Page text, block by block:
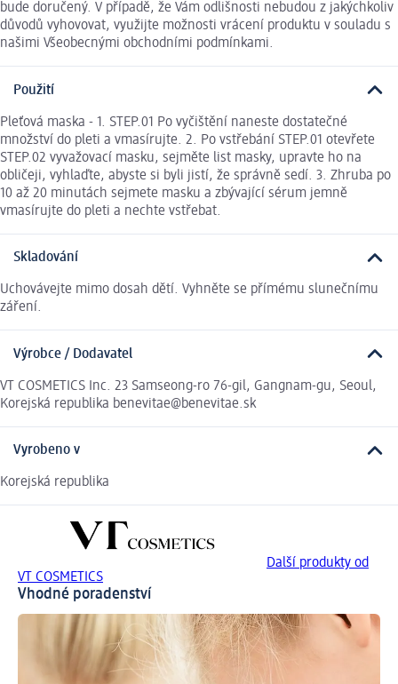
bude doručený. V případě, že Vám odlišnosti nebudou z jakýchkoliv
důvodů vyhovovat, využijte možnosti vrácení produktu v souladu s
našimi Všeobecnými obchodními podmínkami.
Použití
Pleťová maska - 1. STEP.01 Po vyčištění naneste dostatečné
množství do pleti a vmasírujte. 2. Po vstřebání STEP.01 otevřete
STEP.02 vyvažovací masku, sejměte list masky, upravte ho na
obličeji, vyhlaďte, abyste si byli jistí, že správně sedí. 3. Zhruba po
10 až 20 minutách sejmete masku a zbývající sérum jemně
vmasírujte do pleti a nechte vstřebat.
Skladování
Uchovávejte mimo dosah dětí. Vyhněte se přímému slunečnímu
záření.
Výrobce / Dodavatel
VT COSMETICS Inc. 23 Samseong-ro 76-gil, Gangnam-gu, Seoul,
Korejská republika benevitae@benevitae.sk
Vyrobeno v
Korejská republika
Další produkty od
VT COSMETICS
Vhodné poradenství